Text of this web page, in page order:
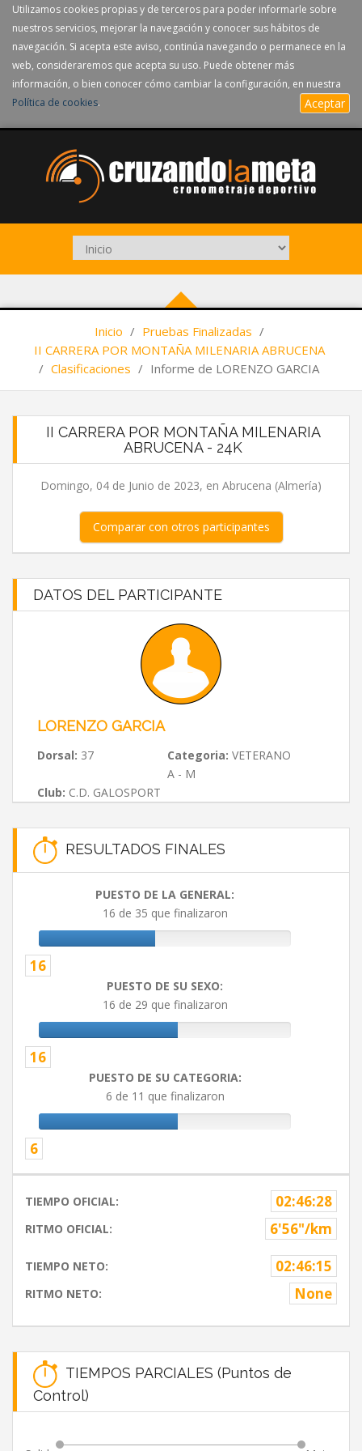
Utilizamos cookies propias y de terceros para poder informarle sobre
nuestros servicios, mejorar la navegación y conocer sus hábitos de
navegación. Si acepta este aviso, continúa navegando o permanece en la
web, consideraremos que acepta su uso. Puede obtener más
información, o bien conocer cómo cambiar la configuración, en nuestra
Política de cookies. Aceptar
Inicio / Pruebas Finalizadas /
II CARRERA POR MONTAÑA MILENARIA ABRUCENA
/ Clasificaciones / Informe de LORENZO GARCIA
II CARRERA POR MONTAÑA MILENARIA
ABRUCENA - 24K
Domingo, 04 de Junio de 2023, en Abrucena (Almería)
Comparar con otros participantes
DATOS DEL PARTICIPANTE
LORENZO GARCIA
Dorsal: 37 Categoria: VETERANO
A - M
Club: C.D. GALOSPORT
RESULTADOS FINALES
PUESTO DE LA GENERAL:
16 de 35 que finalizaron
16
PUESTO DE SU SEXO:
16 de 29 que finalizaron
16
PUESTO DE SU CATEGORIA:
6 de 11 que finalizaron
6
TIEMPO OFICIAL: 02:46:28
RITMO OFICIAL: 6'56"/km
TIEMPO NETO: 02:46:15
RITMO NETO: None
TIEMPOS PARCIALES (Puntos de
Control)